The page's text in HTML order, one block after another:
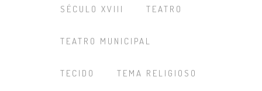
SÉCULO XVIII TEATRO
TEATRO MUNICIPAL
TECIDO TEMA RELIGIOSO